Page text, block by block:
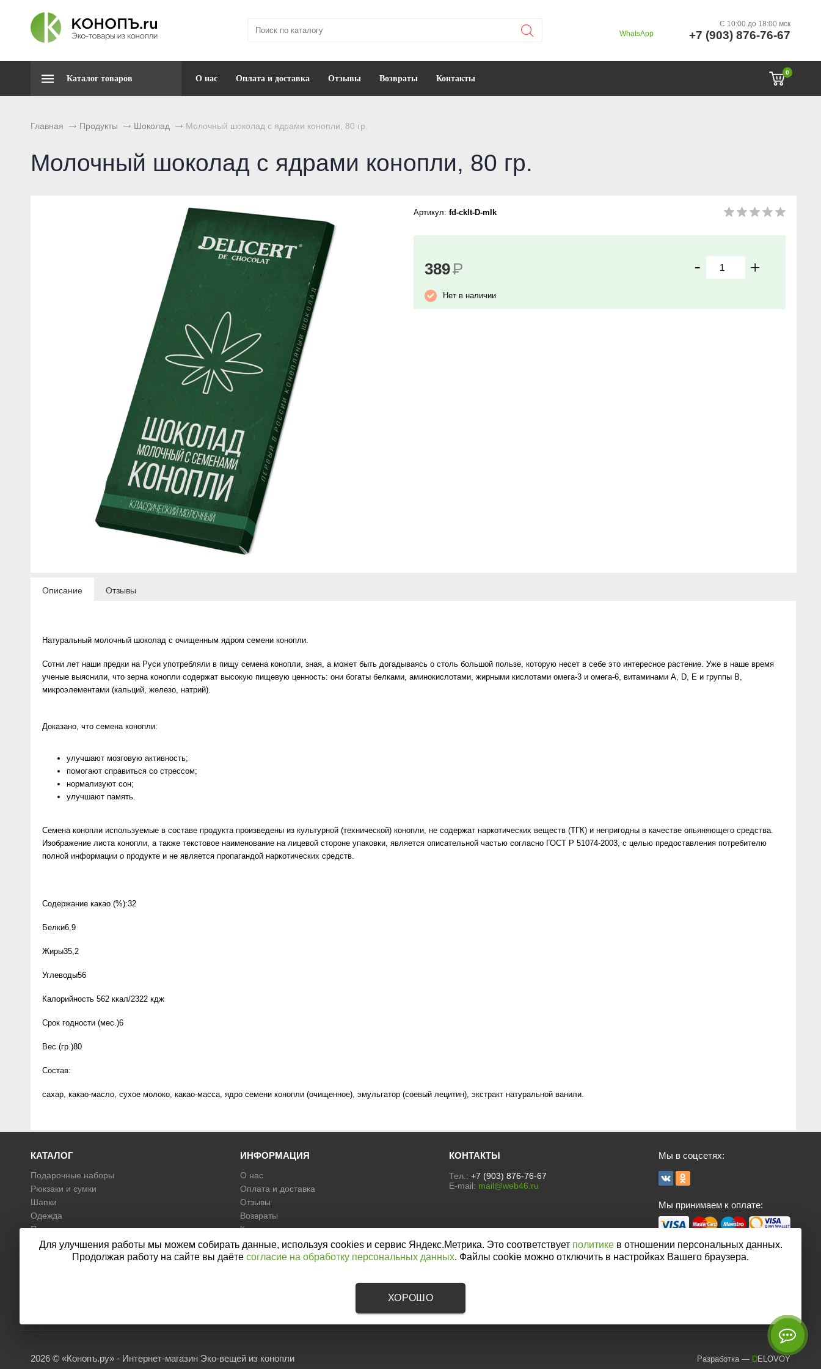
WhatsApp
C 10:00 до 18:00 мск
+7 (903) 876-76-67
0
Каталог товаров О нас Оплата и доставка Отзывы Возвраты Контакты
Главная Продукты Шоколад Молочный шоколад с ядрами конопли, 80 гр.
Молочный шоколад с ядрами конопли, 80 гр.
Артикул: fd-cklt-D-mlk
- +
389Р
Нет в наличии
Описание Отзывы
Натуральный молочный шоколад с очищенным ядром семени конопли.
Сотни лет наши предки на Руси употребляли в пищу семена конопли, зная, а может быть догадываясь о столь большой пользе, которую несет в себе это интересное растение. Уже в наше время
ученые выяснили, что зерна конопли содержат высокую пищевую ценность: они богаты белками, аминокислотами, жирными кислотами омега-3 и омега-6, витаминами А, D, Е и группы В,
микроэлементами (кальций, железо, натрий).
Доказано, что семена конопли:
улучшают мозговую активность;
помогают справиться со стрессом;
нормализуют сон;
улучшают память.
Семена конопли используемые в составе продукта произведены из культурной (технической) конопли, не содержат наркотических веществ (ТГК) и непригодны в качестве опьяняющего средства.
Изображение листа конопли, а также текстовое наименование на лицевой стороне упаковки, является описательной частью согласно ГОСТ Р 51074-2003, с целью предоставления потребителю
полной информации о продукте и не является пропагандой наркотических средств.
Содержание какао (%):32
Белки6,9
Жиры35,2
Углеводы56
Калорийность 562 ккал/2322 кдж
Срок годности (мес.)6
Вес (гр.)80
Состав:
сахар, какао-масло, сухое молоко, какао-масса, ядро семени конопли (очищенное), эмульгатор (соевый лецитин), экстракт натуральной ванили.
КАТАЛОГ
Подарочные наборы
Рюкзаки и сумки
Шапки
Одежда
Продукты
Косметика
ИНФОРМАЦИЯ
О нас
Оплата и доставка
Отзывы
Возвраты
Контакты
Согласие на обработку персональных
данных
КОНТАКТЫ
Тел.:+7 (903) 876-76-67
E-mail: mail@web46.ru
Мы в соцсетях:
Мы принимаем к оплате:
2026 © «Конопъ.ру» - Интернет-магазин Эко-вещей из конопли Разработка — DELOVOY
Для улучшения работы мы можем собирать данные, используя cookies и сервис Яндекс.Метрика. Это соответствует политикев отношении персональных данных.
Продолжая работу на сайте вы даёте согласие на обработку персональных данных. Файлы cookie можно отключить в настройках Вашего браузера.
ХОРОШО